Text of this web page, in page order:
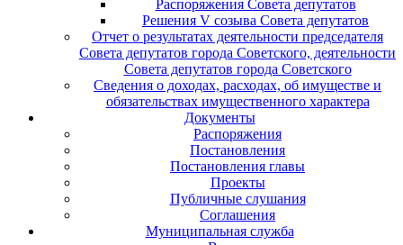
Распоряжения Совета депутатов
Решения V созыва Совета депутатов
Отчет о результатах деятельности председателя
Совета депутатов города Советского, деятельности
Совета депутатов города Советского
Сведения о доходах, расходах, об имуществе и
обязательствах имущественного характера
Документы
Распоряжения
Постановления
Постановления главы
Проекты
Публичные слушания
Соглашения
Муниципальная служба